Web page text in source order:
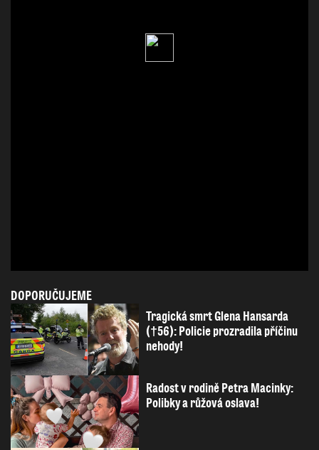
DOPORUČUJEME
Tragická smrt Glena Hansarda
(†56): Policie prozradila příčinu
nehody!
Radost v rodině Petra Macinky:
Polibky a růžová oslava!